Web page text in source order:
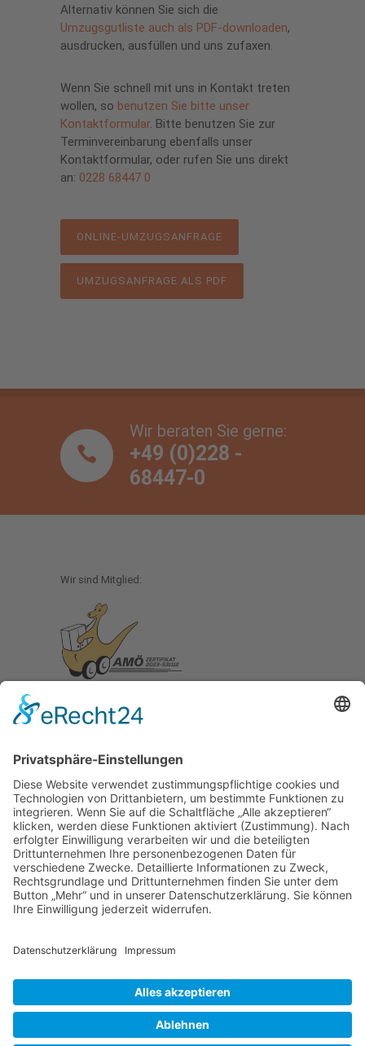
Alternativ können Sie sich die
Umzugsgutliste auch als PDF-downloaden,
ausdrucken, ausfüllen und uns zufaxen.
Wenn Sie schnell mit uns in Kontakt treten
wollen, so benutzen Sie bitte unser
Kontaktformular. Bitte benutzen Sie zur
Terminvereinbarung ebenfalls unser
Kontaktformular, oder rufen Sie uns direkt
an: 0228 68447 0
ONLINE-UMZUGSANFRAGE
UMZUGSANFRAGE ALS PDF
Wir beraten Sie gerne:
+49 (0)228 -
68447-0
Wir sind Mitglied:
© 2022 Zack GmbH
Impressum
HGB AGB
Cookie-Einstellungen